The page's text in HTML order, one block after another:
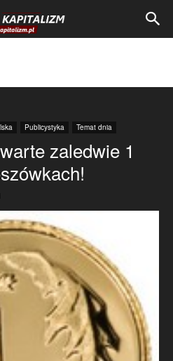
Publicystyka Temat dnia
zaledwie 1